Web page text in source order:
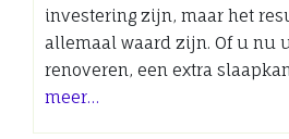
investering zijn, maar het
allemaal waard zijn. Of u nu
renoveren, een extra
meer…